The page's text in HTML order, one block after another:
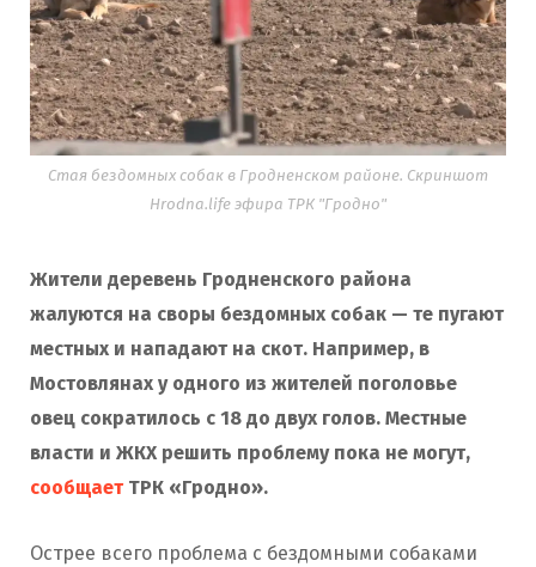
Стая бездомных собак в Гродненском районе. Скриншот
Hrodna.life эфира ТРК "Гродно"
Жители деревень Гродненского района
жалуются на своры бездомных собак — те пугают
местных и нападают на скот. Например, в
Мостовлянах у одного из жителей поголовье
овец сократилось с 18 до двух голов. Местные
власти и ЖКХ решить проблему пока не могут,
сообщаетТРК «Гродно».
Острее всего проблема с бездомными собаками